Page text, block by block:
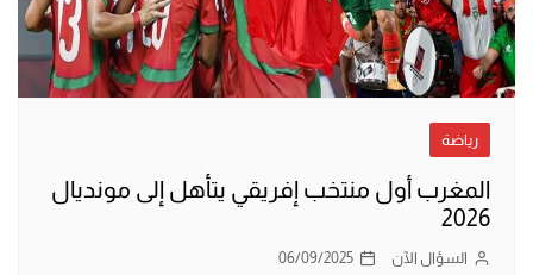
رياضة
المغرب أول منتخب إفريقي يتأهل إلى مونديال
2026
السؤال الآن 06/09/2025